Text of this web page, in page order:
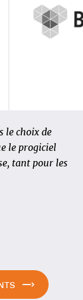
et 650
cela dans un
pièces
le choix de
le progiciel
tant pour les